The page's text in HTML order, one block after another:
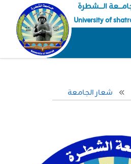
الــــشطرة
University of
شعار الجامعة